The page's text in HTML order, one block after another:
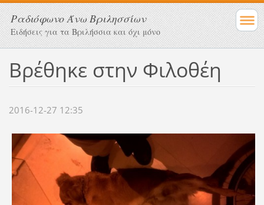
Ραδιόφωνο Άνω Βριλησσίων
Ειδήσεις για τα Βριλήσσια και όχι μόνο
Βρέθηκε στην Φιλοθέη
2016-12-27 12:35